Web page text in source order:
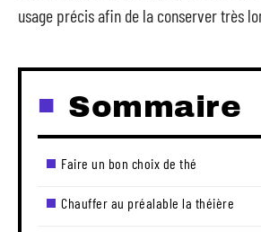
usage précis afin de la conserver très
Sommaire
Faire un bon choix de thé
Chauffer au préalable la théière